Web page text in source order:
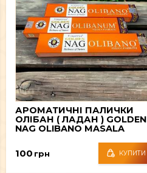
АРОМАТИЧНІ ПАЛИЧКИ
ОЛІБАН ( ЛАДАН ) GOLDEN
NAG OLIBANO MASALA
100 грн КУПИТИ